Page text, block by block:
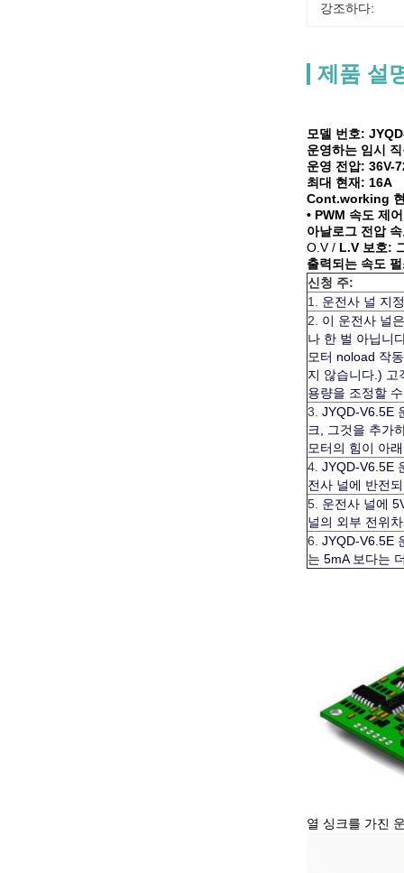
강조하다:
제품 설
모델 번호:
운영하는 임시
운영 전압: 36V-
최대 현재: 16A
Cont.working
• PWM 속도 제
아날로그 전압
O.V / L.V 보호:
출력되는 속도
신청 주:
1. 운전사 널 지
2. 이 운전사 널
나 한 벌 아닙니
모터 noload 작
지 않습니다.) 고
용량을 조정할
3. JYQD-V6.5E
크, 그것을 추가
모터의 힘이 아
4. JYQD-V6.5E
전사 널에 반전
5. 운전사 널에
널의 외부 전위
6. JYQD-V6.5E
는 5mA 보다는
열 싱크를 가진